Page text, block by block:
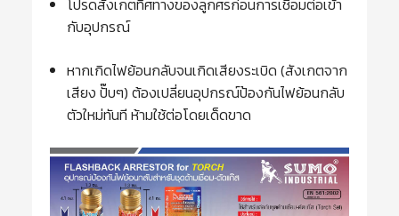
โปรดสังเกตทิศทางของลูกศรก่อนการเชื่อมต่อเข้า
กับอุปกรณ์
หากเกิดไฟย้อนกลับจนเกิดเสียงระเบิด (สังเกตจาก
เสียง ปั๊บๆ) ต้องเปลี่ยนอุปกรณ์ป้องกันไฟย้อนกลับ
ตัวใหม่ทันที ห้ามใช้ต่อโดยเด็ดขาด